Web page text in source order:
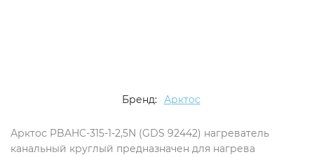
Бренд: Арктос
Арктос PBAHC-315-1-2,5N (GDS 92442) нагреватель
канальный круглый предназначен для нагрева